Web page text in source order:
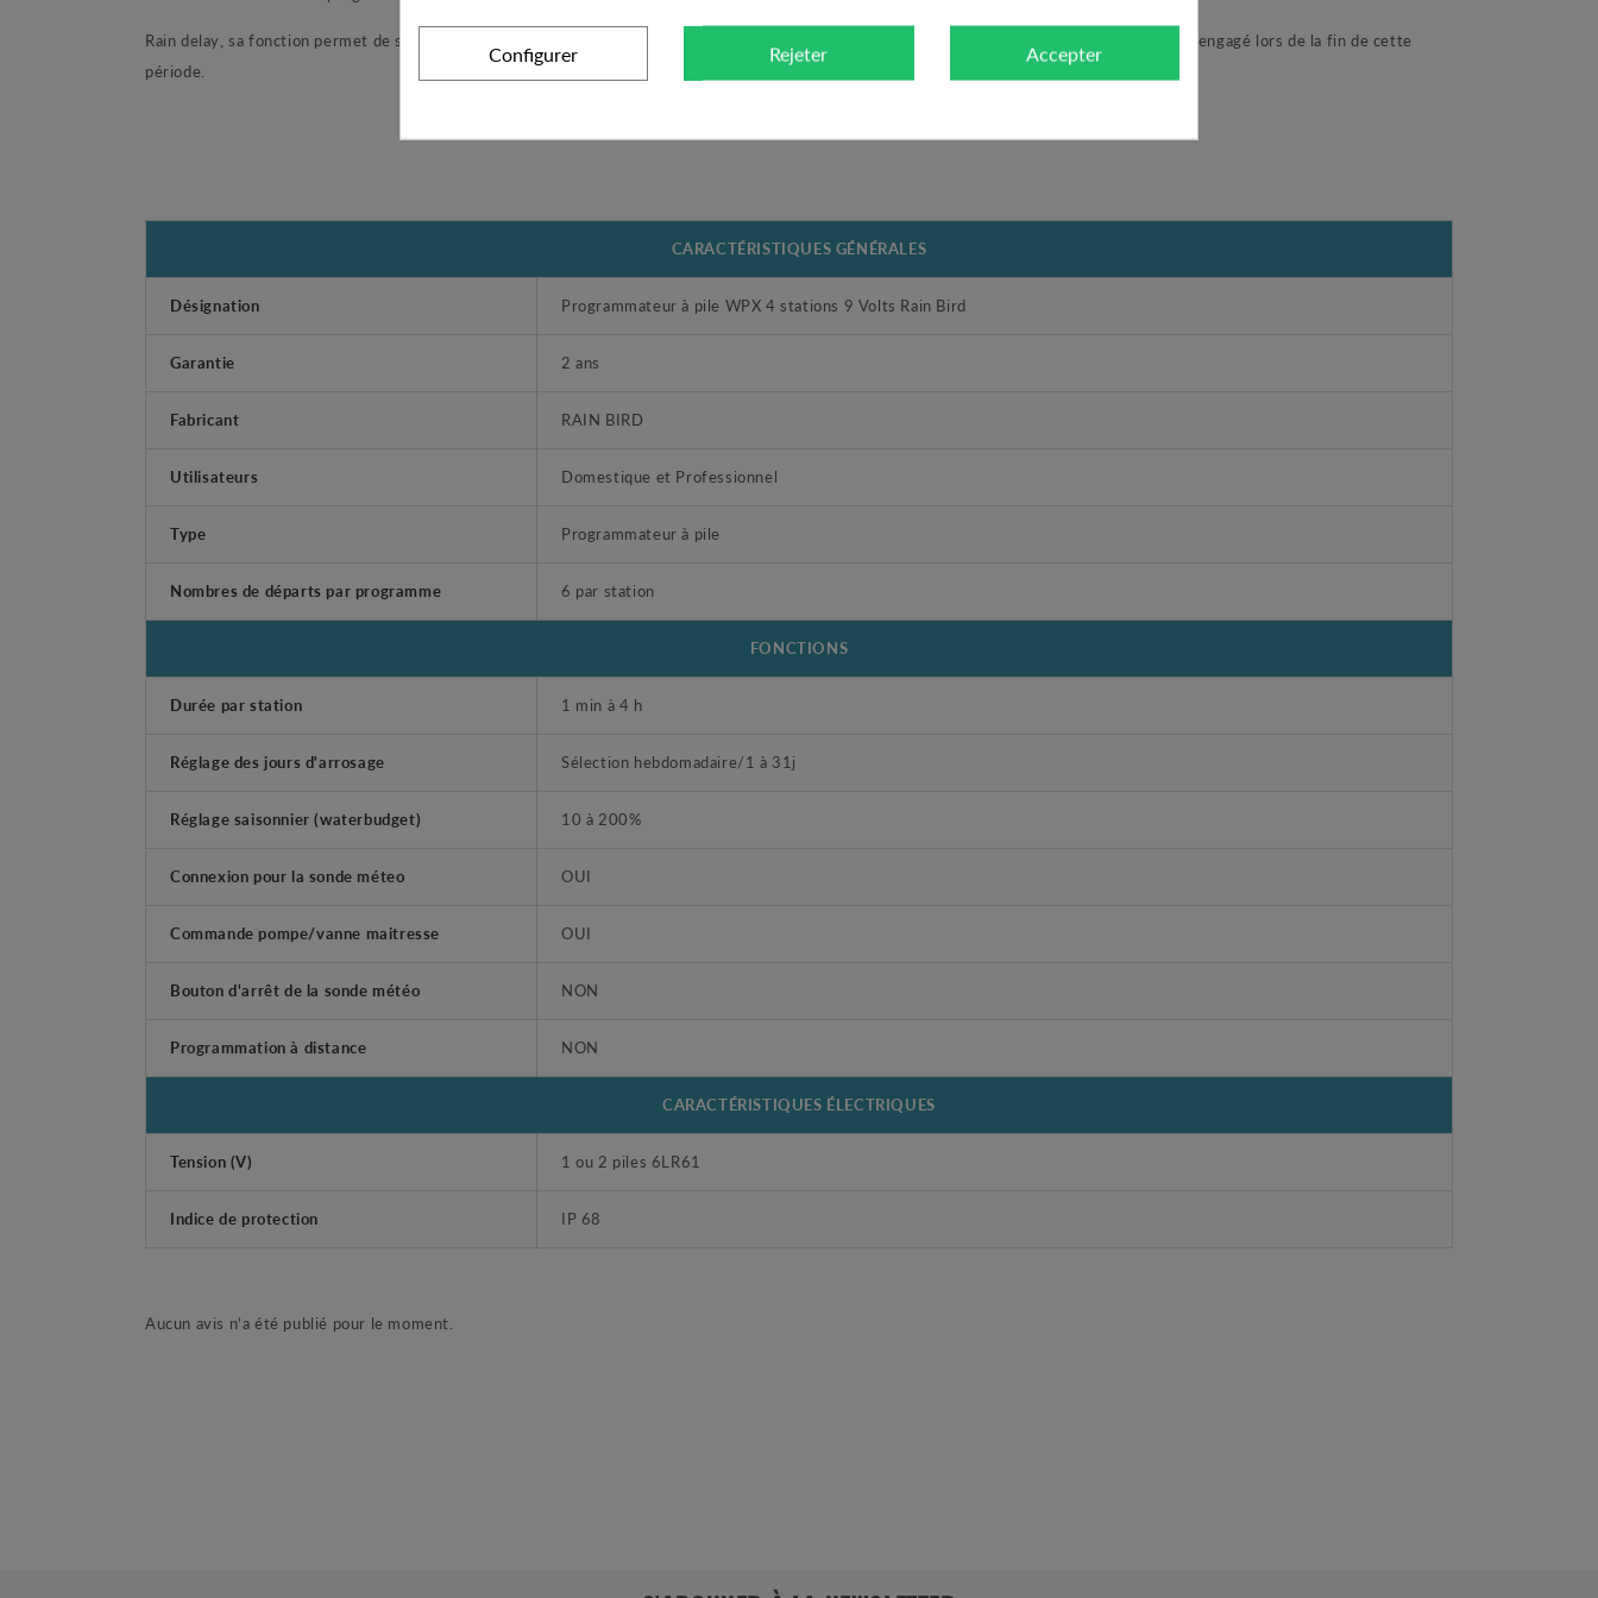
Rain delay , sa fonction permet de suspendre totalement l'arrosage pendant une durée donnée de 1 à 9 jours. Un redémarrage automatique est engagé lors de la fin de cette
période.
CARACTÉRISTIQUES GÉNÉRALES
Désignation Programmateur à pile WPX 4 stations 9 Volts Rain Bird
Garantie 2 ans
Fabricant RAIN BIRD
Utilisateurs Domestique et Professionnel
Type Programmateur à pile
Nombres de départs par programme 6 par station
FONCTIONS
Durée par station 1 min à 4 h
Réglage des jours d'arrosage Sélection hebdomadaire/1 à 31j
Réglage saisonnier (waterbudget) 10 à 200%
Connexion pour la sonde méteo OUI
Commande pompe/vanne maitresse OUI
Bouton d'arrêt de la sonde météo NON
Programmation à distance NON
CARACTÉRISTIQUES ÉLECTRIQUES
Tension (V) 1 ou 2 piles 6LR61
Indice de protection IP 68
Aucun avis n'a été publié pour le moment.
Configurer Rejeter Accepter